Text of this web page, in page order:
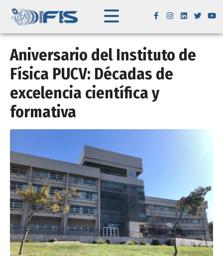
Aniversario del Instituto de
Física PUCV: Décadas de
excelencia científica y
formativa